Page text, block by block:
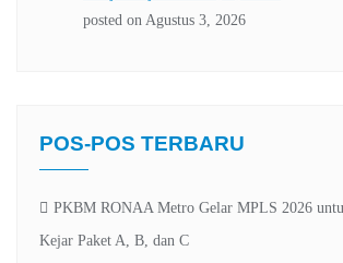
POS-POS TERBARU
PKBM RONAA Metro Gelar MPLS 2026
Kejar Paket A, B, dan C